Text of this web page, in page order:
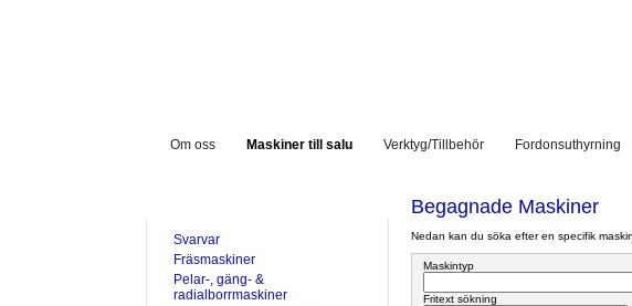
Om oss Maskiner till salu Verktyg/Tillbehör Fordonsuthyrning
Svarvar
Fräsmaskiner
Pelar-, gäng- &
radialborrmaskiner
Begagnade Maskiner
Nedan kan du söka efter en specifik
Maskintyp
Fritext sökning